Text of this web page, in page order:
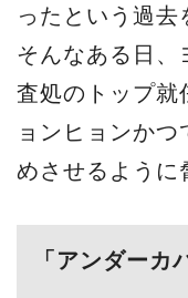
ったという過去
そんなある日、
査処のトップ就
ョンヒョンか
めさせるように
「アンダーカ